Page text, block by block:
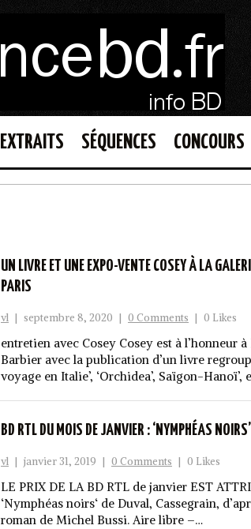
EXTRAITS SÉQUENCES CONCOURS
UN LIVRE ET UNE EXPO-VENTE COSEY À LA
PARIS
vl | septembre 8, 2020 | 0 Comments | 0 Likes
entretien avec Cosey Cosey est à l’honneur
Barbier avec la publication d’un livre
voyage en Italie’, ‘Orchidea’, Saïgon-Hanoï’,
BD RTL DU MOIS DE JANVIER : ‘NYMPHÉAS NOIRS’
vl | janvier 31, 2019 | 0 Comments | 0 Likes
LE PRIX DE LA BD RTL de janvier EST
‘Nymphéas noirs‘ de Duval, Cassegrain,
roman de Michel Bussi. Aire libre –…